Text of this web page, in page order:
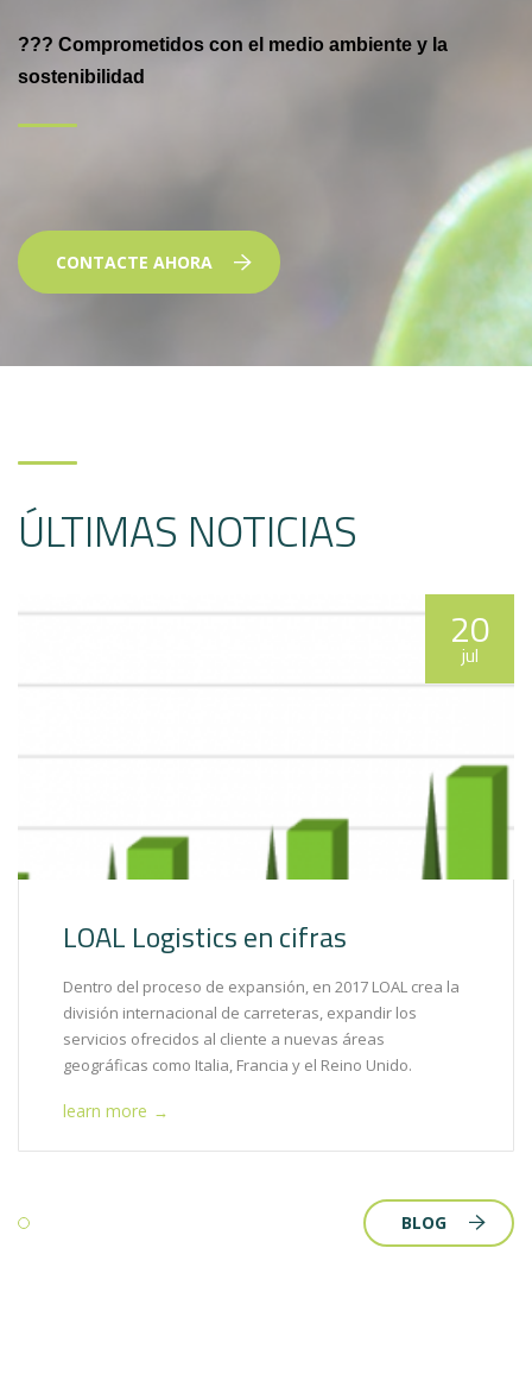
??? Comprometidos con el medio ambiente y la
sostenibilidad
CONTACTE AHORA
ÚLTIMAS NOTICIAS
20
jul
LOAL Logistics en cifras
Dentro del proceso de expansión, en 2017 LOAL crea la
división internacional de carreteras, expandir los
servicios ofrecidos al cliente a nuevas áreas
geográficas como Italia, Francia y el Reino Unido.
learn more →
BLOG